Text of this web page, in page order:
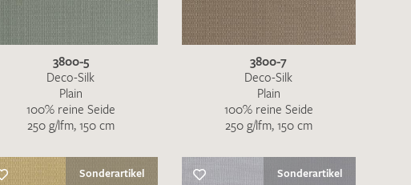
Zeitpunkt nicht funktionstüchtig. Bitte
direkt an
info@barth-seiden.de.
– Danke!
3800-5
Deco-Silk
Plain
100% reine Seide
250 g/lfm, 150 cm
3800-7
Deco-Silk
Plain
100% reine Seide
250 g/lfm, 150 cm
Sonderartikel Sonderartikel